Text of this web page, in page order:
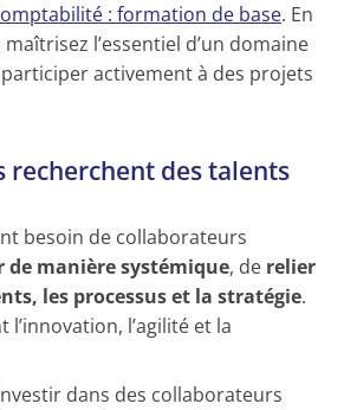
: formation de base. En
l’essentiel d’un domaine
activement à des projets
recherchent des talents
besoin de collaborateurs
de manière systémique, de relier
les processus et la stratégie.
l’agilité et la
dans des collaborateurs